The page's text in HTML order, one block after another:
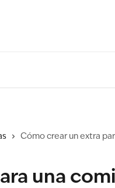
Cómo crear un extra
una